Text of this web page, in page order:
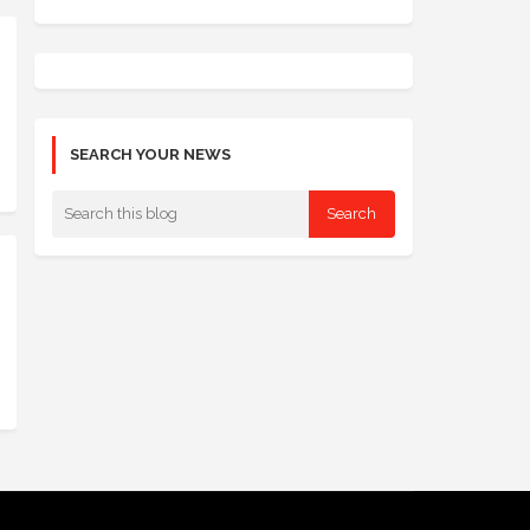
SEARCH YOUR NEWS